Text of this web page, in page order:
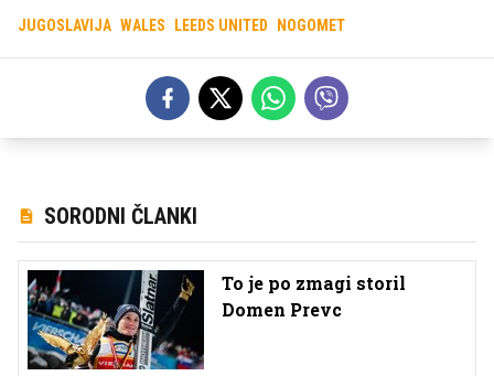
JUGOSLAVIJA WALES LEEDS UNITED NOGOMET
SORODNI ČLANKI
To je po zmagi storil
Domen Prevc